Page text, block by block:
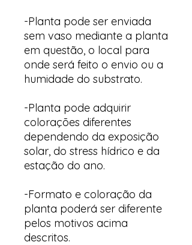
-Planta pode ser enviada
sem vaso mediante a planta
em questão, o local para
onde será feito o envio ou a
humidade do substrato.
-Planta pode adquirir
colorações diferentes
dependendo da exposição
solar, do stress hídrico e da
estação do ano.
-Formato e coloração da
planta poderá ser diferente
pelos motivos acima
descritos.